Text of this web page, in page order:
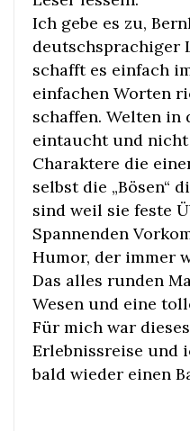
Ich gebe es zu,
deutschsprachiger
schafft es einfach
einfachen Worten
schaffen. Welten in
eintaucht und
Charaktere die
selbst die „Bösen“
sind weil sie feste
Spannenden
Humor, der immer
Das alles runden
Wesen und eine
Für mich war
Erlebnissreise und
bald wieder einen